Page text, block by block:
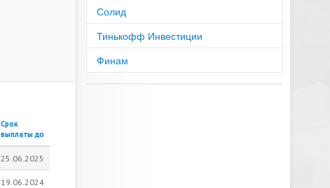
Срок
выплаты до
25.06.2025
19.06.2024
Солид
Тинькофф Инвестиции
Финам